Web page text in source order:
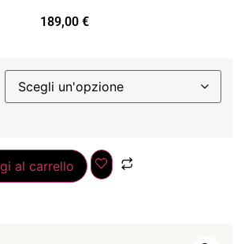
189,00 €
al carrello